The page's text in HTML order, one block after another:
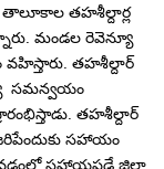
తహశీల్దార్ల
మండల రెవెన్యూ
తహశీల్దార్
సమన్వయం
తహశీల్దార్
సహాయం